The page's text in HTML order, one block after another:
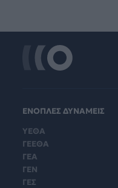
ΕΝΟΠΛΕΣ ΔΥΝΑΜΕΙΣ
ΥΕΘΑ
ΓΕΕΘΑ
ΓΕΑ
ΓΕΝ
ΓΕΣ